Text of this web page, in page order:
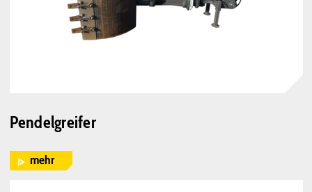
Pendelgreifer
mehr